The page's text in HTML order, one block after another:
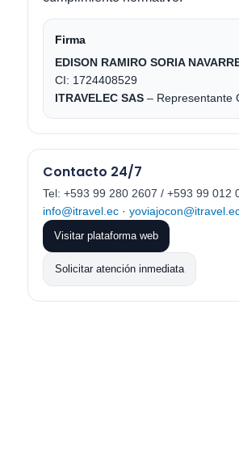
Firma
EDISON RAMIRO SORIA
CI: 1724408529
ITRAVELEC SAS – Representante
Contacto 24/7
Tel: +593 99 280 2607 / +593 99 012
info@itravel.ec ·
Visitar plataforma web
Solicitar atención inmediata